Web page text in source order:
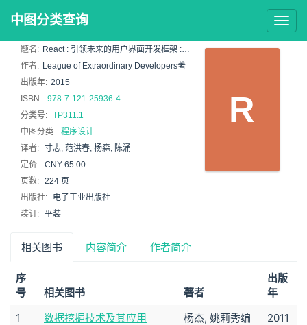
中图分类查询
R
题名: React : 引领未来的用户界面开发框架 : the javascript library for user interfa
作者: League of Extraordinary Developers著
出版年: 2015
ISBN: 978-7-121-25936-4
分类号: TP311.1
中图分类: 程序设计
译者: 寸志, 范洪春, 杨森, 陈涌
定价: CNY 65.00
页数: 224 页
出版社:
电子工业出版社
装订: 平装
相关图书 内容简介 作者简介
序
号
相关图书 著者
出版
年
1
数据挖掘技术及其应用
杨杰, 姚莉秀编
2011